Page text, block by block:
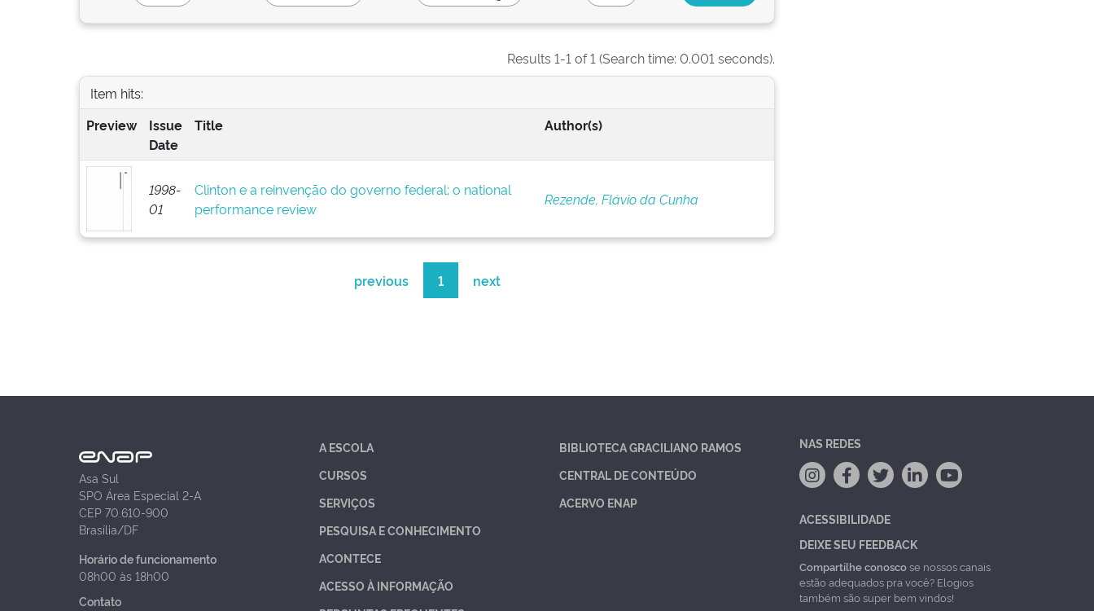
Results 1-1 of 1 (Search time: 0.001 seconds).
Item hits:
Preview
Issue
Date
Title Author(s)
1998-
01
Clinton e a reinvenção do governo federal: o national
performance review
Rezende, Flávio da Cunha
previous 1 next
Asa Sul
SPO Área Especial 2-A
CEP 70.610-900
Brasília/DF
Horário de funcionamento
08h00 às 18h00
Contato
A ESCOLA
CURSOS
SERVIÇOS
PESQUISA E CONHECIMENTO
ACONTECE
ACESSO À INFORMAÇÃO
BIBLIOTECA GRACILIANO RAMOS
CENTRAL DE CONTEÚDO
ACERVO ENAP
NAS REDES
ACESSIBILIDADE
DEIXE SEU FEEDBACK
Compartilhe conoscose nossos canais
estão adequados pra você? Elogios
também são super bem vindos!